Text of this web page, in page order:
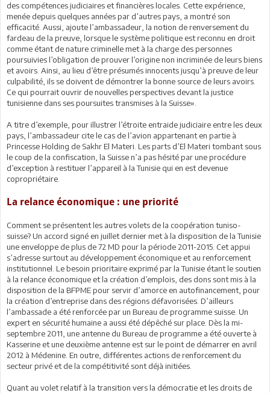
des compétences judiciaires et financières locales. Cette expérience,
menée depuis quelques années par d’autres pays, a montré son
efficacité. Aussi, ajoute l’ambassadeur, la notion de renversement du
fardeau de la preuve, lorsque le système politique est reconnu en droit
comme étant de nature criminelle met à la charge des personnes
poursuivies l’obligation de prouver l’origine non incriminée de leurs biens
et avoirs. Ainsi, au lieu d’être présumés innocents jusqu’à preuve de leur
culpabilité, ils se doivent de démontrer la bonne source de leurs avoirs.
Ce qui pourrait ouvrir de nouvelles perspectives devant la justice
tunisienne dans ses poursuites transmises à la Suisse».
A titre d’exemple, pour illustrer l’étroite entraide judiciaire entre les deux
pays, l’ambassadeur cite le cas de l’avion appartenant en partie à
Princesse Holding de Sakhr El Materi. Les parts d’El Materi tombant sous
le coup de la confiscation, la Suisse n’a pas hésité par une procédure
d’exception à restituer l’appareil à la Tunisie qui en est devenue
copropriétaire.
La relance économique : une priorité
Comment se présentent les autres volets de la coopération tuniso-
suisse? Un accord signé en juillet dernier met à la disposition de la Tunisie
une enveloppe de plus de 72 MD pour la période 2011-2015. Cet appui
s’adresse surtout au développement économique et au renforcement
institutionnel. Le besoin prioritaire exprimé par la Tunisie étant le soutien
à la relance économique et la création d’emplois, des dons sont mis à la
disposition de la BFPME pour servir d’amorce en autofinancement, pour
la création d’entreprise dans des régions défavorisées. D’ailleurs
l’ambassade a été renforcée par un Bureau de programme suisse. Un
expert en sécurité humaine a aussi été dépêché sur place. Dès la mi-
septembre 2011, une antenne du Bureau de programme a été ouverte à
Kasserine et une deuxième antenne est sur le point de démarrer en avril
2012 à Médenine. En outre, différentes actions de renforcement du
secteur privé et de la compétitivité sont déjà initiées.
Quant au volet relatif à la transition vers la démocratie et les droits de